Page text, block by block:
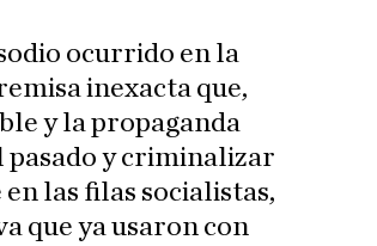
ocurrido en la
inexacta que,
y la propaganda
pasado y criminalizar
las filas socialistas,
que ya usaron con